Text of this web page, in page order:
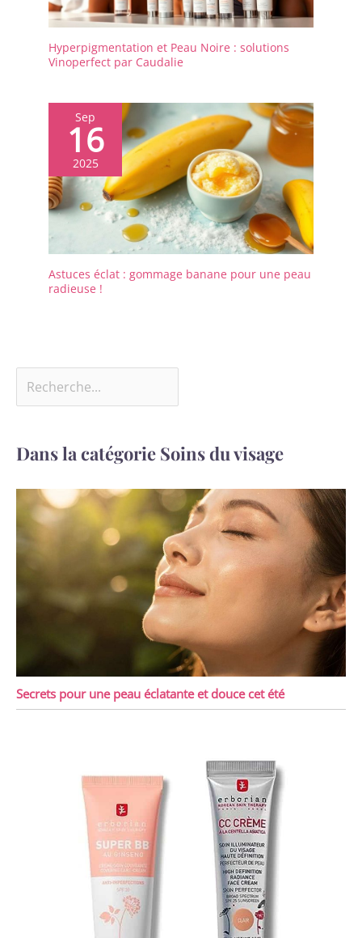
moyens sûrs, doux et
efficaces de nourrir
tous les types de
peau, résultant en un
pour les femmes anti-
âge.
Hyperpigmentation et Peau Noire : solutions
Vinoperfect par Caudalie
Sep
16
2025
Astuces éclat : gommage banane pour une peau
radieuse !
Dans la catégorie Soins du visage
Secrets pour une peau éclatante et douce cet été